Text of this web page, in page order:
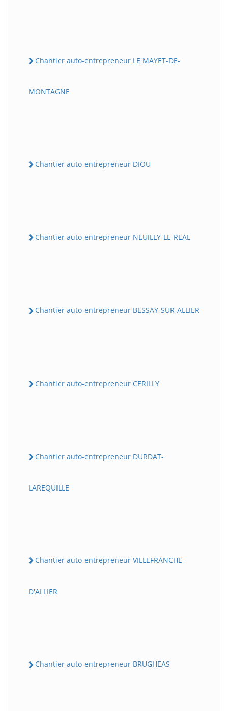
Chantier auto-entrepreneur LE MAYET-DE-
MONTAGNE
Chantier auto-entrepreneur DIOU
Chantier auto-entrepreneur NEUILLY-LE-REAL
Chantier auto-entrepreneur BESSAY-SUR-ALLIER
Chantier auto-entrepreneur CERILLY
Chantier auto-entrepreneur DURDAT-
LAREQUILLE
Chantier auto-entrepreneur VILLEFRANCHE-
D'ALLIER
Chantier auto-entrepreneur BRUGHEAS